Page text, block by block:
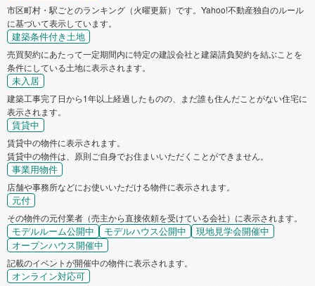
市区町村・駅ごとのランキング（火曜更新）です。Yahoo!不動産独自のルール
に基づいて表示しています。
建築条件付き土地
売買契約にあたって一定期間内に特定の建設会社と建築請負契約を結ぶことを
条件にしている土地に表示されます。
未入居
建築工事完了日から1年以上経過したものの、まだ誰も住んだことがない住宅に
表示されます。
賃貸中
賃貸中の物件に表示されます。
賃貸中の物件は、原則ご自身でお住まいいただくことができません。
事業用物件
店舗や事務所などにお使いいただける物件に表示されます。
元付
その物件の元付業者（売主から直接依頼を受けている会社）に表示されます。
モデルルーム公開中 モデルハウス公開中
現地見学会開催中
オープンハウス開催中
記載のイベントが開催中の物件に表示されます。
オンライン対応可